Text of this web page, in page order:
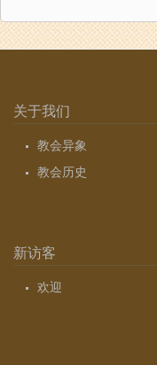
关于我们
教会异象
教会历史
新访客
欢迎